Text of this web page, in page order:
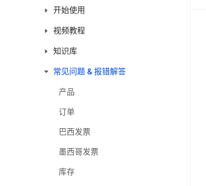
开始使用
新手入门指南
新手操作指引
平台简介
视频教程
产品
订单
发票
库存
客服
数据
财务
知识库
首页
产品
订单
巴西发票
墨西哥发票
采购
常见问题 & 报错解答
产品
订单
巴西发票
墨西哥发票
库存